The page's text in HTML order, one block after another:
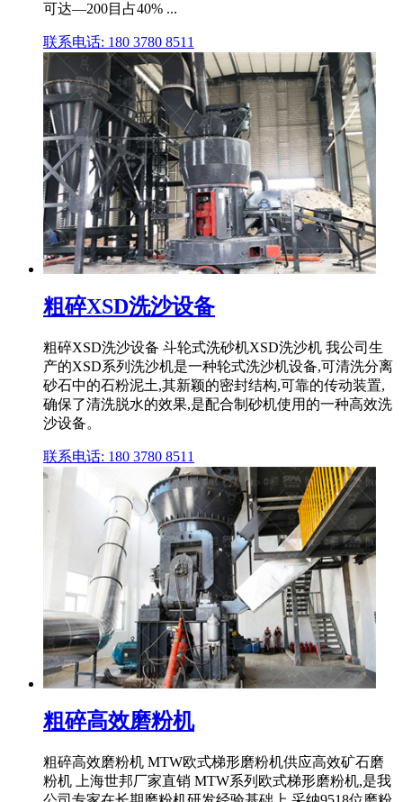
可达—200目占40% ...
联系电话: 180 3780 8511
粗碎XSD洗沙设备
粗碎XSD洗沙设备 斗轮式洗砂机XSD洗沙机 我公司生
产的XSD系列洗沙机是一种轮式洗沙机设备,可清洗分离
砂石中的石粉泥土,其新颖的密封结构,可靠的传动装置,
确保了清洗脱水的效果,是配合制砂机使用的一种高效洗
沙设备。
联系电话: 180 3780 8511
粗碎高效磨粉机
粗碎高效磨粉机 MTW欧式梯形磨粉机供应高效矿石磨
粉机 上海世邦厂家直销 MTW系列欧式梯形磨粉机,是我